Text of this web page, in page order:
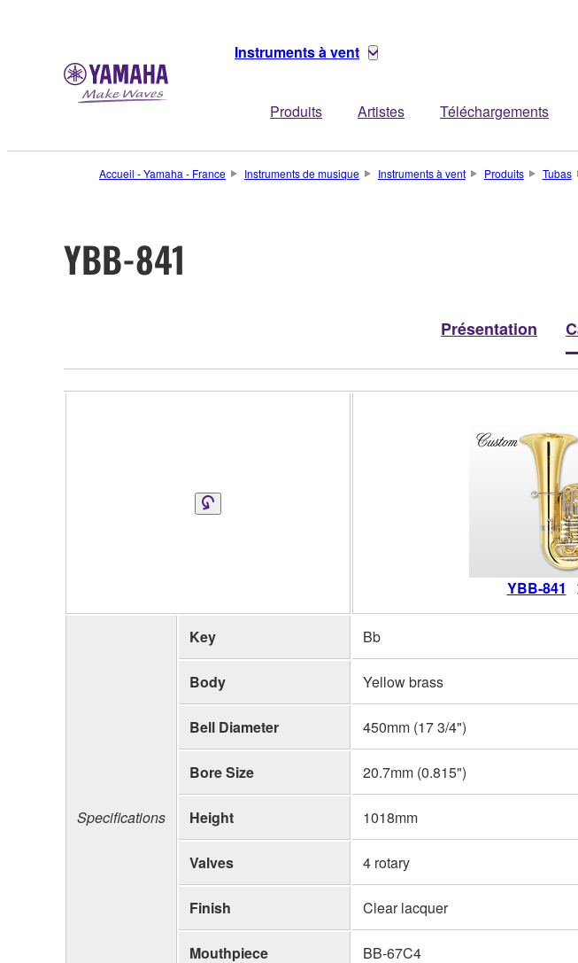
Instruments à vent
Produits Artistes Téléchargements
Accueil - Yamaha - France Instruments de musique Instruments à vent Produits Tubas
YBB-841
Présentation
YBB-841
Specifications
Key Bb
Body Yellow brass
Bell Diameter 450mm (17 3/4")
Bore Size 20.7mm (0.815")
Height 1018mm
Valves 4 rotary
Finish Clear lacquer
Mouthpiece BB-67C4